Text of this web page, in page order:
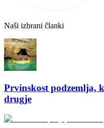
Naši izbrani članki
Prvinskost podzemlja,
drugje